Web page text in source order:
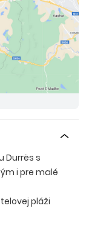
Durrës s
i pre malé
pláži